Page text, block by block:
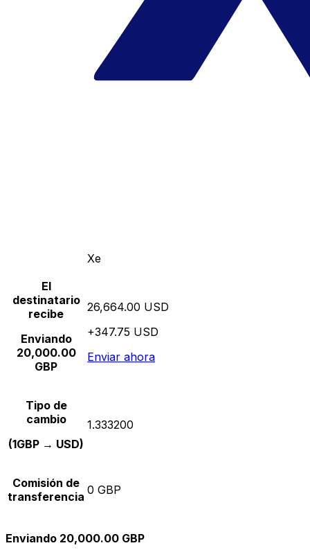
Xe
El
destinatario
recibe
Enviando
20,000.00
GBP
26,664.00 USD
+347.75 USD
Enviar ahora
Tipo de
cambio
(1GBP → USD)
1.333200
Comisión de
transferencia 0 GBP
Enviando 20,000.00 GBP